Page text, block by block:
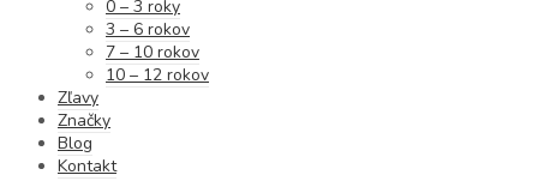
0 – 3 roky
3 – 6 rokov
7 – 10 rokov
10 – 12 rokov
Zľavy
Značky
Blog
Kontakt